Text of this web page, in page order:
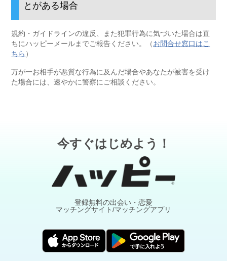
とがある場合
規約・ガイドラインの違反、また犯罪行為に気づいた場合は直
ちにハッピーメールまでご報告ください。（お問合せ窓口はこ
ちら ）
万が一お相手が悪質な行為に及んだ場合やあなたが被害を受け
た場合には、速やかに警察にご相談ください。
今すぐはじめよう！
登録無料の出会い・恋愛
マッチングサイト/マッチングアプリ